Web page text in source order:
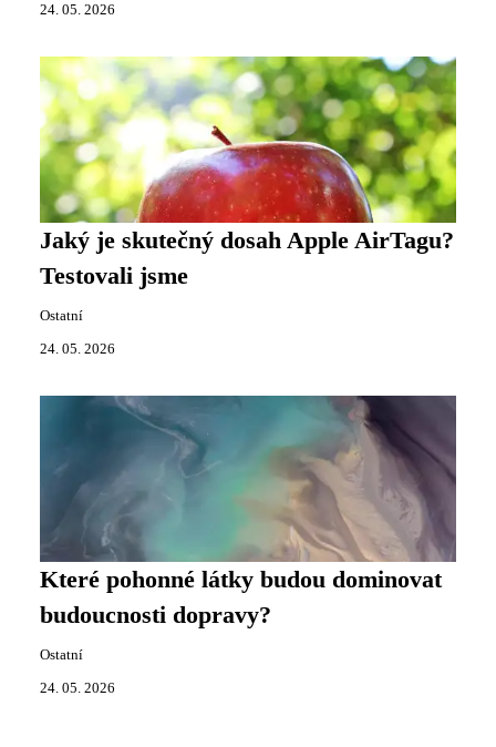
24. 05. 2026
Jaký je skutečný dosah Apple AirTagu?
Testovali jsme
Ostatní
24. 05. 2026
Které pohonné látky budou dominovat
budoucnosti dopravy?
Ostatní
24. 05. 2026